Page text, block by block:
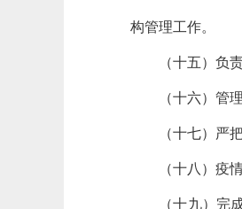
构管理工作。
（十五）负责
（十六）管理
（十七）严把
（十八）疫情
（十九）完成